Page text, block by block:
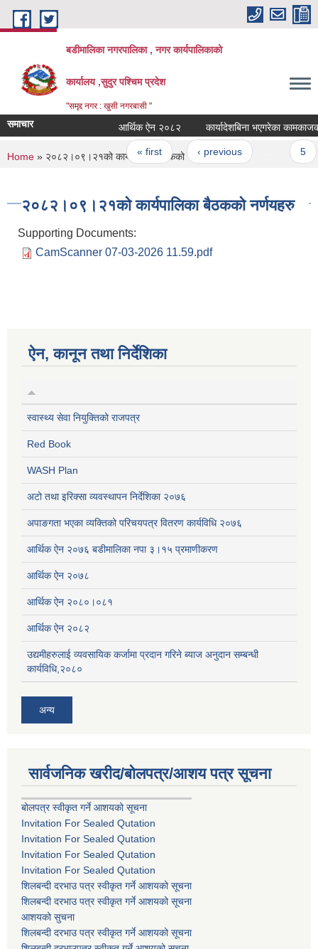
Skip to main content
बडीमालिका नगरपालिका , नगर कार्यपालिकाको
कार्यालय ,सुदुर पश्चिम प्रदेश
"समृद्द नगर : खुसी नगरबासी "
समाचार आर्थिक ऐन २०८२ कार्यादेशबिना भएगरेका
Pages
« first ‹ previous
You are here
Home » २०८२।०९।२१को कार्यपालिका बैठकको नर्णयहरु
२०८२।०९।२१को कार्यपालिका बैठकको नर्णयहरु
Supporting Documents:
CamScanner 07-03-2026 11.59.pdf
ऐन, कानून तथा निर्देशिका
स्वास्थ्य सेवा नियुक्तिको राजपत्र
Red Book
WASH Plan
अटो तथा इरिक्सा व्यवस्थापन निर्देशिका २०७६
अपाङगता भएका व्यक्तिको परिचयपत्र वितरण कार्यविधि २०७६
आर्थिक ऐन २०७६ बडीमालिका नपा ३।१५ प्रमाणीकरण
आर्थिक ऐन २०७८
आर्थिक ऐन २०८०।०८१
आर्थिक ऐन २०८२
उद्यमीहरुलाई व्यवसायिक कर्जामा प्रदान गरिने ब्याज अनुदान सम्बन्धी
कार्यविधि,२०८०
अन्य
सार्वजनिक खरीद/बोलपत्र/आशय पत्र सूचना
बोलपत्र स्वीकृत गर्ने आशयको सूचना
Invitation For Sealed Qutation
Invitation For Sealed Qutation
Invitation For Sealed Qutation
Invitation For Sealed Qutation
शिलबन्दी दरभाउ पत्र स्वीकृत गर्ने आशयको सूचना
शिलबन्दी दरभाउ पत्र स्वीकृत गर्ने आशयको सूचना
आशयको सुचना
शिलबन्दी दरभाउ पत्र स्वीकृत गर्ने आशयको सूचना